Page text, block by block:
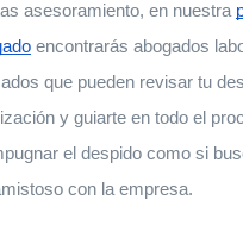
asesoramiento, en nuestra
encontrarás abogados
que pueden revisar tu
y guiarte en todo el
el despido como si
con la empresa.